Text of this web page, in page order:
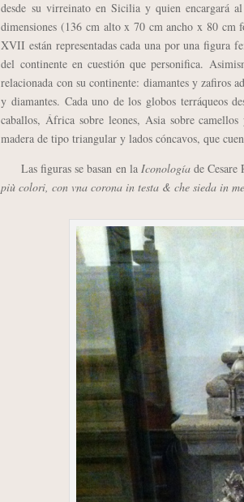
desde su virreinato en Sicilia y quien encargará
dimensiones (136 cm alto x 70 cm ancho x 80 cm
XVII están representadas cada una por una figura
del continente en cuestión que personifica.
relacionada con su continente: diamantes y zafiros
y diamantes. Cada uno de los globos terráqueos
caballos, África sobre leones, Asia sobre
madera de tipo triangular y lados cóncavos, que
Las figuras se basan en la Iconología de
più colori, con vna corona in testa & che sieda in